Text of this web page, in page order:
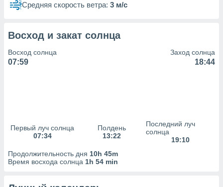
наших 1199
Средняя скорость ветра: 3 м/с
Восход и закат солнца
Восход солнца
07:59
Заход солнца
18:44
Первый луч солнца
07:34
Полдень
13:22
Последний луч
солнца
19:10
Продолжительность дня 10h 45m
Время восхода солнца 1h 54 min